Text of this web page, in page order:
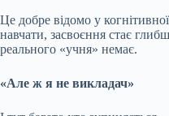
Це добре відомо у
навчати, засвоєння стає
реального «учня» немає.
«Але ж я не викладач»